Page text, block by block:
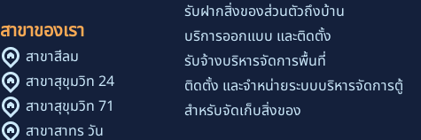
สาขาของเรา
สาขาสีลม
สาขาสุขุมวิท 24
สาขาสุขุมวิท 71
สาขาสาทร วัน
รับฝากสิ่งของส่วนตัวถึงบ้าน
บริการออกแบบ และติดตั้ง
รับจ้างบริหารจัดการพื้นที่
ติดตั้ง และจำหน่ายระบบบริหารจัดการตู้
สำหรับจัดเก็บสิ่งของ